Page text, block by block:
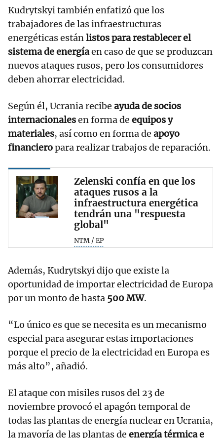
Kudrytskyi también enfatizó que los
trabajadores de las infraestructuras
energéticas estánlistos para restablecer el
sistema de energíaen caso de que se produzcan
nuevos ataques rusos, pero los consumidores
deben ahorrar electricidad.
Según él, Ucrania recibe ayuda de socios
internacionalesen forma de equipos y
materiales, así como en forma de apoyo
financieropara realizar trabajos de reparación.
Zelenski confía en que los
ataques rusos a la
infraestructura energética
tendrán una "respuesta
global"
NTM / EP
Además, Kudrytskyi dijo que existe la
oportunidad de importar electricidad de Europa
por un monto de hasta 500 MW.
“Lo único es que se necesita es un mecanismo
especial para asegurar estas importaciones
porque el precio de la electricidad en Europa es
más alto”, añadió.
El ataque con misiles rusos del 23 de
noviembre provocó el apagón temporal de
todas las plantas de energía nuclear en Ucrania,
la mayoría de las plantas de energía térmica e